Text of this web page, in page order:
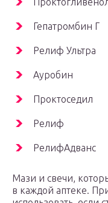
Гепатромбин Г
Релиф Ультра
Ауробин
Проктоседил
Релиф
РелифАдванс
Мази и свечи,
в каждой аптеке.